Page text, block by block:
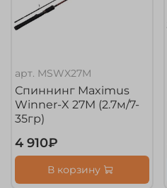
арт. MSWX27M
Спиннинг Maximus
Winner-X 27M (2.7м/7-
35гр)
4 910₽
В корзину